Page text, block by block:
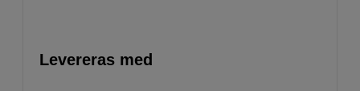
Levereras med